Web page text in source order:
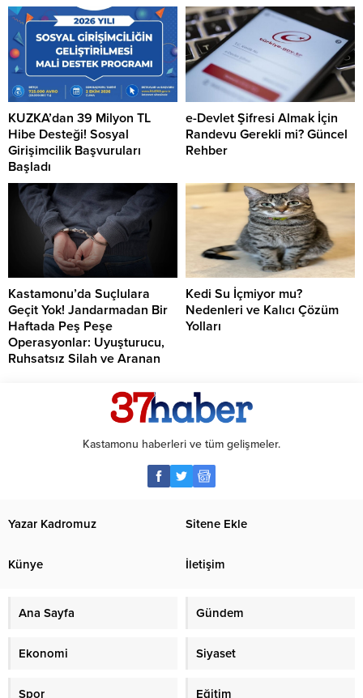
KUZKA’dan 39 Milyon TL
Hibe Desteği! Sosyal
Girişimcilik Başvuruları
Başladı
e-Devlet Şifresi Almak İçin
Randevu Gerekli mi? Güncel
Rehber
Kastamonu’da Suçlulara
Geçit Yok! Jandarmadan Bir
Haftada Peş Peşe
Operasyonlar: Uyuşturucu,
Ruhsatsız Silah ve Aranan
Kedi Su İçmiyor mu?
Nedenleri ve Kalıcı Çözüm
Yolları
Kastamonu haberleri ve tüm gelişmeler.
Yazar Kadromuz Sitene Ekle
Künye İletişim
Ana Sayfa Gündem
Ekonomi Siyaset
Spor Eğitim